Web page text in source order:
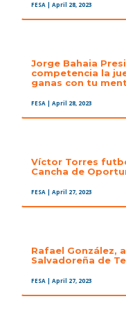
FESA | April 28, 2023
Jorge Bahaia
competencia la
ganas con tu
FESA | April 28, 2023
Víctor Torres
Cancha de
FESA | April 27, 2023
Rafael González,
Salvadoreña de
FESA | April 27, 2023